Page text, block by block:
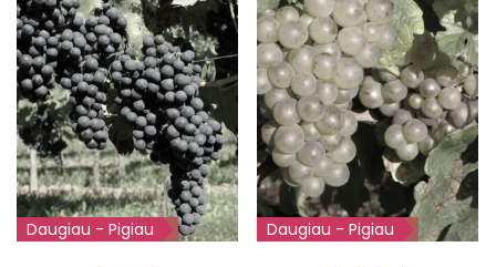
Išparduota
Daugiau - Pigiau Išparduota
Daugiau - Pigiau